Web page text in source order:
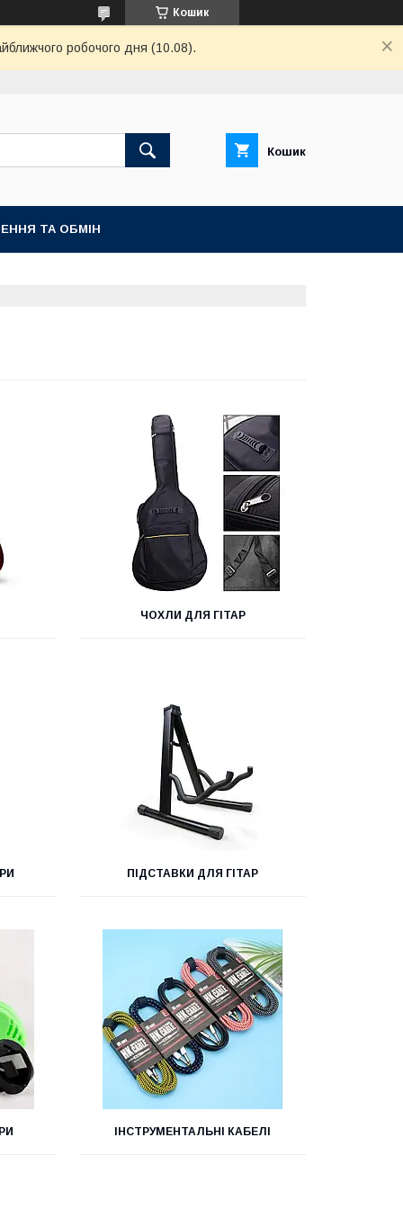
Кошик
робочого дня (10.08).
Кошик
ТА ОБМІН
ЧОХЛИ ДЛЯ ГІТАР
ПІДСТАВКИ ДЛЯ ГІТАР
ІНСТРУМЕНТАЛЬНІ КАБЕЛІ